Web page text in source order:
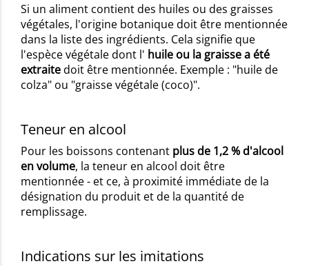
Si un aliment contient des huiles ou des graisses
végétales, l'origine botanique doit être mentionnée
dans la liste des ingrédients. Cela signifie que
l'espèce végétale dont l' huile ou la graisse a été
extraitedoit être mentionnée. Exemple : "huile de
colza" ou "graisse végétale (coco)".
Teneur en alcool
Pour les boissons contenant plus de 1,2 % d'alcool
en volume, la teneur en alcool doit être
mentionnée - et ce, à proximité immédiate de la
désignation du produit et de la quantité de
remplissage.
Indications sur les imitations